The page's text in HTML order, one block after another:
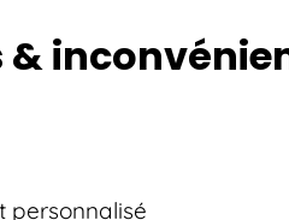
personnalisé